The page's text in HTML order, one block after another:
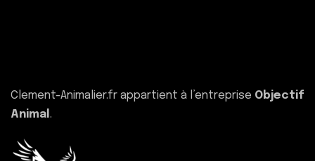
Clement-Animalier.fr appartient à l’entreprise Objectif
Animal .